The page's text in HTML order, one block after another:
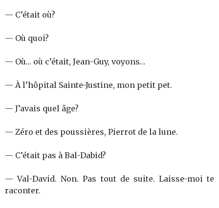
— C’était où?
— Où quoi?
— Où… où c’était, Jean-Guy, voyons…
— À l’hôpital Sainte-Justine, mon petit pet.
— J’avais quel âge?
— Zéro et des poussières, Pierrot de la lune.
— C’était pas à Bal-Dabid?
— Val-David. Non. Pas tout de suite. Laisse-moi te
raconter.